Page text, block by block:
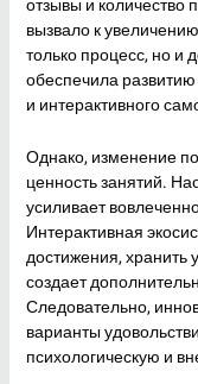
отзывы и количество
вызвало к
только процесс, но и
обеспечила
и интерактивного
Однако, изменение
ценность занятий.
усиливает
Интерактивная
достижения, хранить
создает
Следовательно,
варианты
психологическую и